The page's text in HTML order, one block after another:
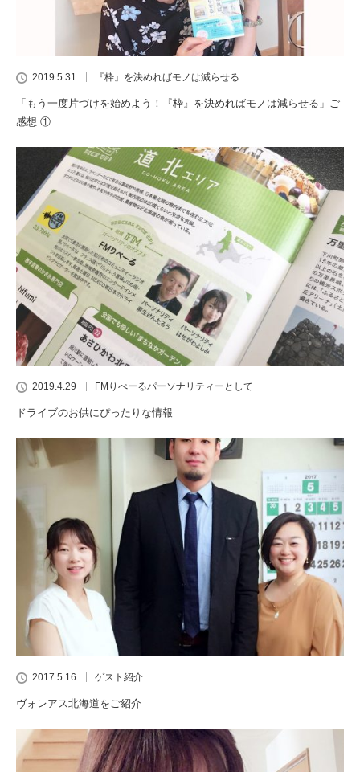
2019.5.31 『枠』を決めればモノは減らせる
「もう一度片づけを始めよう！『枠』を決めればモノは減らせる」ご
感想 ①
2019.4.29 FMりべーるパーソナリティーとして
ドライブのお供にぴったりな情報
2017.5.16 ゲスト紹介
ヴォレアス北海道をご紹介